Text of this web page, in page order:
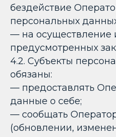
бездействие
персональных
— на осуществление
предусмотренных
4.2. Субъекты
обязаны:
— предоставлять
данные о себе;
— сообщать
(обновлении,